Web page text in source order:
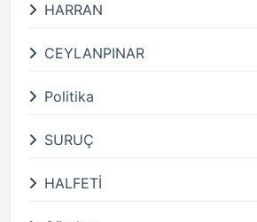
HARRAN
CEYLANPINAR
Politika
SURUÇ
HALFETİ